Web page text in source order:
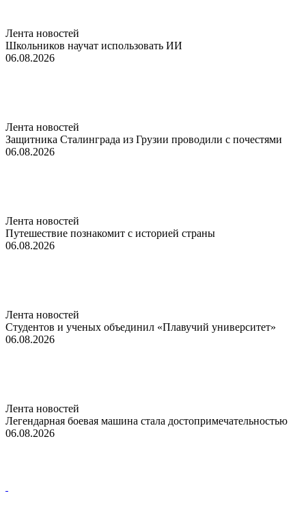
Лента новостей
Школьников научат использовать ИИ
06.08.2026
Лента новостей
Защитника Сталинграда из Грузии проводили с почестями
06.08.2026
Лента новостей
Путешествие познакомит с историей страны
06.08.2026
Лента новостей
Студентов и ученых объединил «Плавучий университет»
06.08.2026
Лента новостей
Легендарная боевая машина стала достопримечательностью
06.08.2026